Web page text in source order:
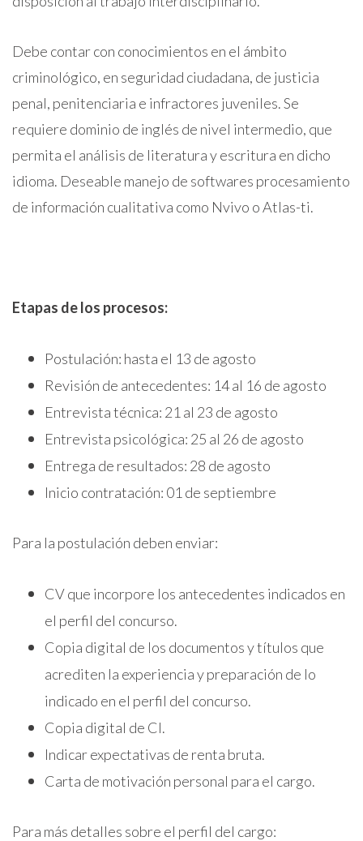
Debe contar con conocimientos en el ámbito
criminológico, en seguridad ciudadana, de justicia
penal, penitenciaria e infractores juveniles. Se
requiere dominio de inglés de nivel intermedio, que
permita el análisis de literatura y escritura en dicho
idioma. Deseable manejo de softwares procesamiento
de información cualitativa como Nvivo o Atlas-ti.
Etapas de los procesos:
Postulación: hasta el 13 de agosto
Revisión de antecedentes: 14 al 16 de agosto
Entrevista técnica: 21 al 23 de agosto
Entrevista psicológica: 25 al 26 de agosto
Entrega de resultados: 28 de agosto
Inicio contratación: 01 de septiembre
Para la postulación deben enviar:
CV que incorpore los antecedentes indicados en
el perfil del concurso.
Copia digital de los documentos y títulos que
acrediten la experiencia y preparación de lo
indicado en el perfil del concurso.
Copia digital de CI.
Indicar expectativas de renta bruta.
Carta de motivación personal para el cargo.
Para más detalles sobre el perfil del cargo: